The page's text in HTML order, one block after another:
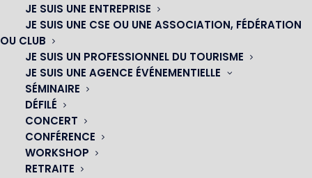
JE SUIS UNE ENTREPRISE
JE SUIS UNE CSE OU UNE ASSOCIATION, FÉDÉRATION
OU CLUB
JE SUIS UN PROFESSIONNEL DU TOURISME
JE SUIS UNE AGENCE ÉVÉNEMENTIELLE
SÉMINAIRE
DÉFILÉ
CONCERT
CONFÉRENCE
WORKSHOP
RETRAITE
OH! CÉSAR
|
23 avenue du Maine 75015 PARIS